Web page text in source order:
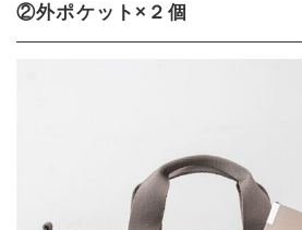
②外ポケット×２個